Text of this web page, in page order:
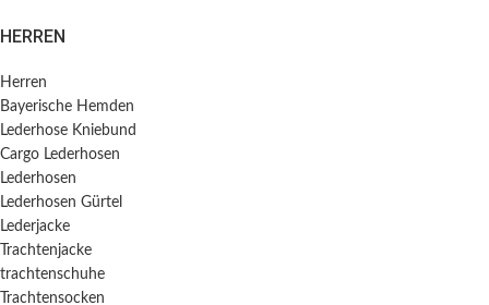
HERREN
Herren
Bayerische Hemden​
Lederhose Kniebund
Cargo Lederhosen
Lederhosen
Lederhosen Gürtel
Lederjacke
Trachtenjacke
trachtenschuhe
Trachtensocken